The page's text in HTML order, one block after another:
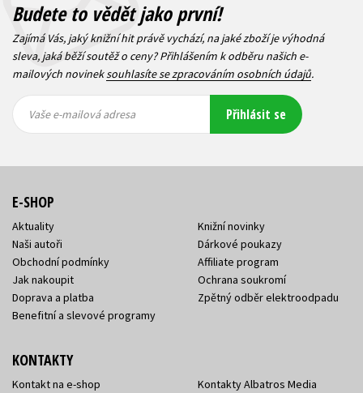
Budete to vědět jako první!
Zajímá Vás, jaký knižní hit právě vychází, na jaké zboží je výhodná
sleva, jaká běží soutěž o ceny? Přihlášením k odběru našich e-
mailových novineksouhlasíte se zpracováním osobních údajů.
mailová
mailová
Vaše e-mailová adresa Přihlásit se
E-SHOP
Aktuality
Naši autoři
Obchodní podmínky
Jak nakoupit
Doprava a platba
Benefitní a slevové programy
Knižní novinky
Dárkové poukazy
Affiliate program
Ochrana soukromí
Zpětný odběr elektroodpadu
KONTAKTY
Kontakt na e-shop
Kontakty Albatros Media